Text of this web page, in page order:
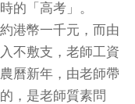
的「高考」。
港幣一千元，而由
不敷支，老師工資
曆新年，由老師帶
，是老師質素問